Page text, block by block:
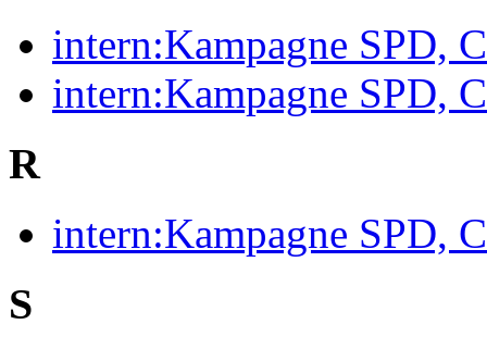
intern:Kampagne SPD,
intern:Kampagne SPD,
R
intern:Kampagne SPD,
S